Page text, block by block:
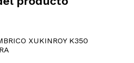
XUKINROY K350